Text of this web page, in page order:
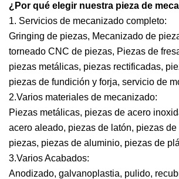
¿Por qué elegir nuestra pieza de
1. Servicios de mecanizado completo:
Gringing de piezas, Mecanizado de
torneado CNC de piezas, Piezas de
piezas metálicas, piezas rectificadas,
piezas de fundición y forja, servicio de
2.Varios materiales de mecanizado:
Piezas metálicas, piezas de acero
acero aleado, piezas de latón, piezas de
piezas, piezas de aluminio, piezas de
3.Varios Acabados:
Anodizado, galvanoplastia, pulido,